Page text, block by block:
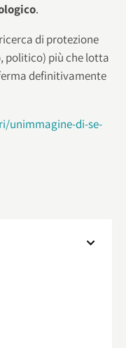
.
di protezione
politico) più che lotta
definitivamente
unimmagine-di-se-